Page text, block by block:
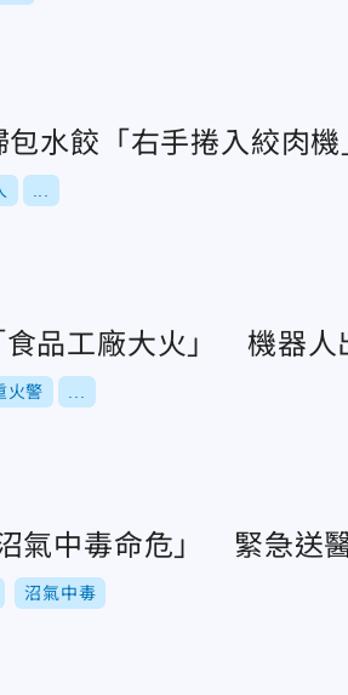
水餃「右手捲入絞肉機
食品工廠大火」 機器人
火警
氣中毒命危」 緊急送
沼氣中毒